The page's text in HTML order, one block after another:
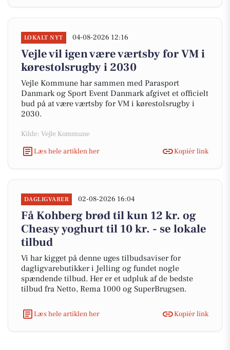
LOKALT NYT 04-08-2026 12:16
Vejle vil igen være værtsby for VM i
kørestolsrugby i 2030
Vejle Kommune har sammen med Parasport
Danmark og Sport Event Danmark afgivet et officielt
bud på at være værtsby for VM i kørestolsrugby i
2030.
Kilde: Vejle Kommune
Læs hele artiklen her
Kopiér link
DAGLIGVARER 02-08-2026 16:04
Få Kohberg brød til kun 12 kr. og
Cheasy yoghurt til 10 kr. - se lokale
tilbud
Vi har kigget på denne uges tilbudsaviser for
dagligvarebutikker i Jelling og fundet nogle
spændende tilbud. Her er et udpluk af de bedste
tilbud fra Netto, Rema 1000 og SuperBrugsen.
Læs hele artiklen her Kopiér link